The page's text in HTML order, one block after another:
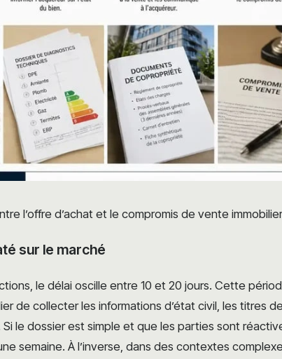
l’offre d’achat et le compromis de vente immobilier
sur le marché
le délai oscille entre 10 et 20 jours. Cette
de collecter les informations d’état civil, les titres
le dossier est simple et que les parties sont
semaine. À l’inverse, dans des contextes